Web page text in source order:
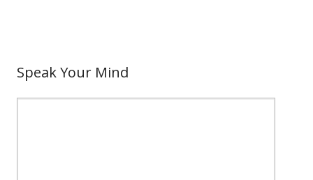
Speak Your Mind